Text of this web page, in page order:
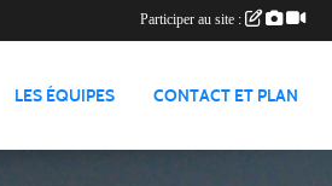
LES ÉQUIPES CONTACT ET PLAN
Participer au site :